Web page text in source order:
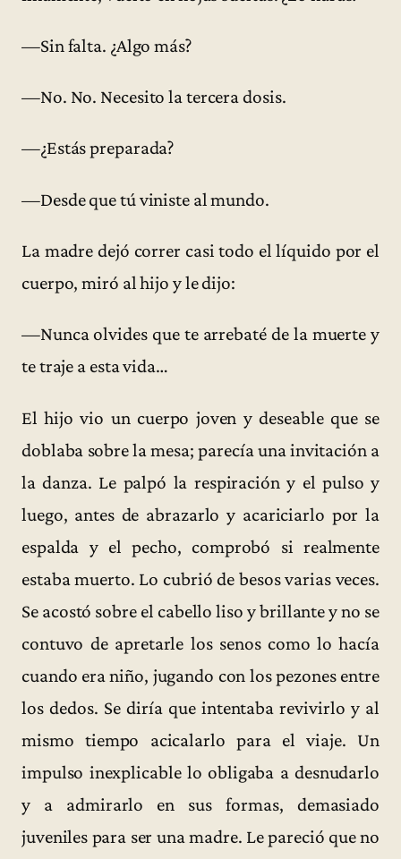
—Sin falta. ¿Algo más?
—No. No. Necesito la tercera dosis.
—¿Estás preparada?
—Desde que tú viniste al mundo.
La madre dejó correr casi todo el líquido por el
cuerpo, miró al hijo y le dijo:
—Nunca olvides que te arrebaté de la muerte y
te traje a esta vida…
El hijo vio un cuerpo joven y deseable que se
doblaba sobre la mesa; parecía una invitación a
la danza. Le palpó la respiración y el pulso y
luego, antes de abrazarlo y acariciarlo por la
espalda y el pecho, comprobó si realmente
estaba muerto. Lo cubrió de besos varias veces.
Se acostó sobre el cabello liso y brillante y no se
contuvo de apretarle los senos como lo hacía
cuando era niño, jugando con los pezones entre
los dedos. Se diría que intentaba revivirlo y al
mismo tiempo acicalarlo para el viaje. Un
impulso inexplicable lo obligaba a desnudarlo
y a admirarlo en sus formas, demasiado
juveniles para ser una madre. Le pareció que no